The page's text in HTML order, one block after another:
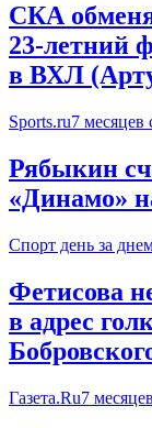
СКА
23-летний
в ВХЛ
Sports.ru7 месяцев
Рябыкин
«Динамо»
Спорт день за
Фетисова
в адрес
Газета.Ru7